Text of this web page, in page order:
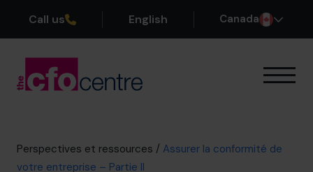
Call us English Canada
Nos CFO
Réussites
Perspectives et ressources / Assurer la conformité de
votre entreprise – Partie II